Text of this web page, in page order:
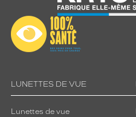
LUNETTES DE VUE
Lunettes de vue